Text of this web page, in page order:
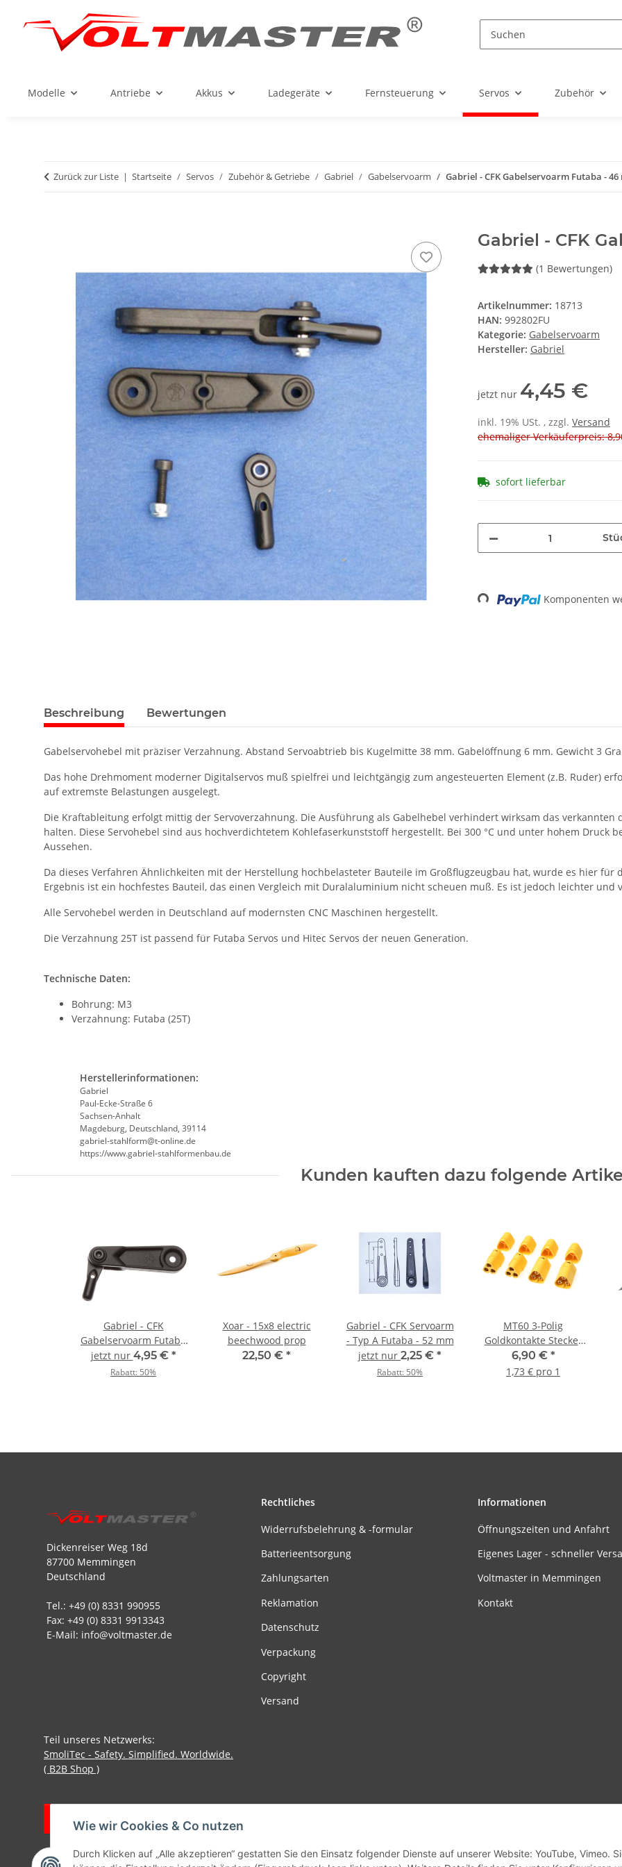
Wie wir Cookies & Co nutzen
Durch Klicken auf „Alle akzeptieren“ gestatten Sie den Einsatz folgender Dienste auf unserer Website: YouTube, Vimeo.
Modelle Antriebe Akkus Ladegeräte Fernsteuerung Servos Zubehör
Zurück zur Liste Startseite Servos Zubehör & Getriebe Gabriel Gabelservoarm Gabriel - CFK Gabelservoarm Futaba - 46
Gabriel - CFK
(1 Bewertungen)
Artikelnummer: 18713
HAN: 992802FU
Kategorie: Gabelservoarm
Hersteller: Gabriel
jetzt nur 4,45 €
inkl. 19% USt. , zzgl. Versand
ehemaliger Verkäuferpreis:
sofort lieferbar
Loading... Komponenten
Beschreibung Bewertungen
Gabelservohebel mit präziser Verzahnung. Abstand Servoabtrieb bis Kugelmitte 38 mm. Gabelöffnung 6 mm. Gewicht 3
Das hohe Drehmoment moderner Digitalservos muß spielfrei und leichtgängig zum angesteuerten Element (z.B. Ruder)
auf extremste Belastungen ausgelegt.
Die Kraftableitung erfolgt mittig der Servoverzahnung. Die Ausführung als Gabelhebel verhindert wirksam das verkannten
halten. Diese Servohebel sind aus hochverdichtetem Kohlefaserkunststoff hergestellt. Bei 300 °C und unter hohem Druck
Aussehen.
Da dieses Verfahren Ähnlichkeiten mit der Herstellung hochbelasteter Bauteile im Großflugzeugbau hat, wurde es hier für
Ergebnis ist ein hochfestes Bauteil, das einen Vergleich mit Duralaluminium nicht scheuen muß. Es ist jedoch leichter und
Alle Servohebel werden in Deutschland auf modernsten CNC Maschinen hergestellt.
Die Verzahnung 25T ist passend für Futaba Servos und Hitec Servos der neuen Generation.
Technische Daten:
Bohrung: M3
Verzahnung: Futaba (25T)
Herstellerinformationen:
Gabriel
Paul-Ecke-Straße 6
Sachsen-Anhalt
Magdeburg, Deutschland, 39114
gabriel-stahlform@t-online.de
https://www.gabriel-stahlformenbau.de
Kunden kauften dazu folgende
Gabriel - CFK
Gabelservoarm Futaba
- 38 mm
jetzt nur 4,95 € *
Rabatt: 50%
Xoar - 15x8 electric
beechwood prop
22,50 € *
Gabriel - CFK Servoarm
- Typ A Futaba - 52 mm
jetzt nur 2,25 € *
Rabatt: 50%
MT60 3-Polig
Goldkontakte Stecker
und Buchse (2 Paar)
6,90 € *
1,73 € pro 1
Dickenreiser Weg 18d
87700 Memmingen
Deutschland
Tel.: +49 (0) 8331 990955
Fax: +49 (0) 8331 9913343
E-Mail: info@voltmaster.de
Rechtliches
Widerrufsbelehrung & -formular
Batterieentsorgung
Zahlungsarten
Reklamation
Datenschutz
Verpackung
Copyright
Versand
Informationen
Öffnungszeiten und Anfahrt
Eigenes Lager - schneller
Voltmaster in Memmingen
Kontakt
Teil unseres Netzwerks:
SmoliTec - Safety. Simplified. Worldwide.
( B2B Shop )
Vertrag widerrufen